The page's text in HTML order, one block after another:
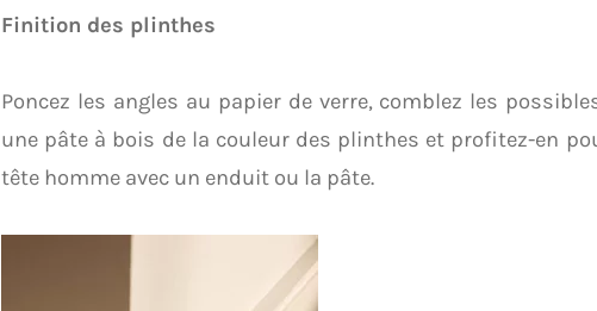
Finition des plinthes
Poncez les angles au papier de verre, comblez les
une pâte à bois de la couleur des plinthes et profitez-en
tête homme avec un enduit ou la pâte.